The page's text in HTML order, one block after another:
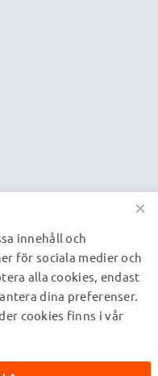
fraktkostnader.
anges på våra
×
innehåll och
för sociala medier och
alla cookies, endast
dina preferenser.
cookies finns i vår